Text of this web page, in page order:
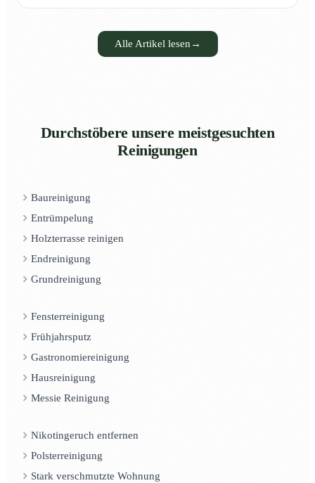
Alle Artikel lesen →
Durchstöbere unsere meistgesuchten
Reinigungen
Baureinigung
Entrümpelung
Holzterrasse reinigen
Endreinigung
Grundreinigung
Fensterreinigung
Frühjahrsputz
Gastronomiereinigung
Hausreinigung
Messie Reinigung
Nikotingeruch entfernen
Polsterreinigung
Stark verschmutzte Wohnung